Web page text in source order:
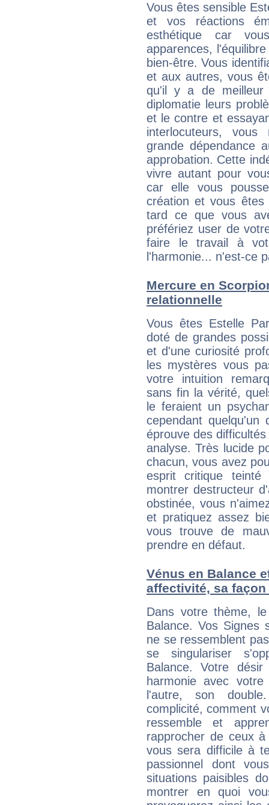
Vous êtes sensible
et vos réactions
esthétique car
apparences,
bien-être. Vous
et aux autres, vous
qu'il y a de
diplomatie leurs
et le contre et
interlocuteurs,
grande dépendance
approbation. Cette
vivre autant pour
car elle vous
création et vous
tard ce que vous
préfériez user de
faire le travail à
l'harmonie... n'est-ce
Mercure en
relationnelle
Vous êtes Estelle
doté de grandes
et d'une curiosité
les mystères vous
votre intuition
sans fin la vérité,
le feraient un
cependant
éprouve des
analyse. Très lucide
chacun, vous avez
esprit critique
montrer destructeur
obstinée, vous
et pratiquez assez
vous trouve de
prendre en défaut.
Vénus en Balance
affectivité, sa
Dans votre thème,
Balance. Vos Signes
ne se ressemblent
se singulariser
Balance. Votre
harmonie avec
l'autre, son
complicité, comment
ressemble et
rapprocher de ceux
vous sera difficile à
passionnel dont
situations paisibles
montrer en quoi